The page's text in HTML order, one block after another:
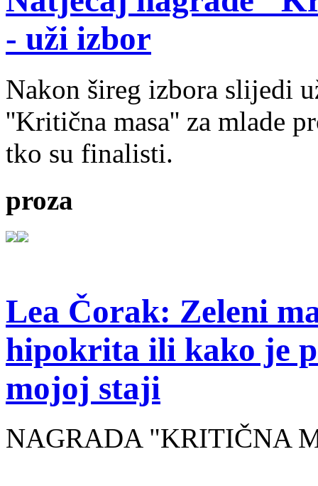
- uži izbor
Nakon šireg izbora slijedi
''Kritična masa'' za mlade
tko su finalisti.
proza
Lea Čorak: Zeleni
hipokrita ili kako je
mojoj staji
NAGRADA "KRITIČNA